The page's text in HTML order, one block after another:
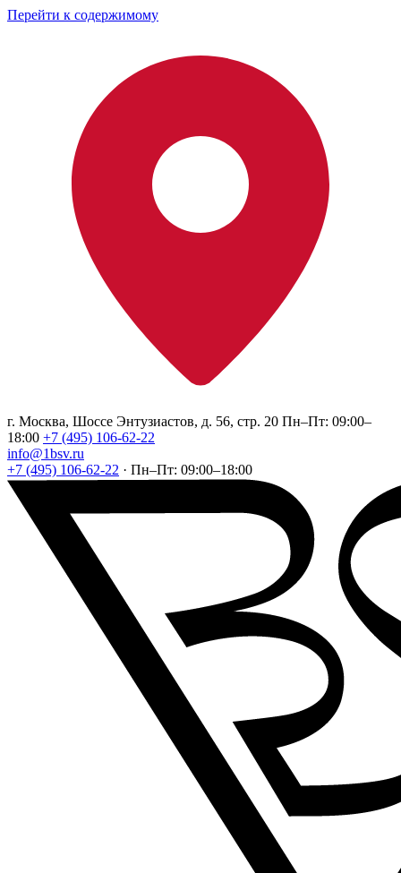
Перейти к содержимому
г. Москва, Шоссе Энтузиастов, д. 56, стр. 20 Пн–Пт: 09:00–
18:00 +7 (495) 106-62-22
info@1bsv.ru
+7 (495) 106-62-22 · Пн–Пт: 09:00–18:00